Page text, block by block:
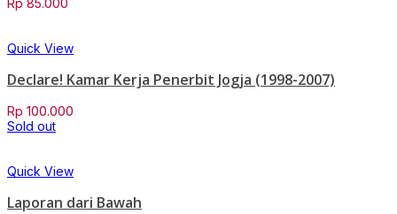
Rp 85.000
Quick View
Declare! Kamar Kerja Penerbit Jogja (1998-2007)
Rp 100.000
Sold out
Quick View
Laporan dari Bawah